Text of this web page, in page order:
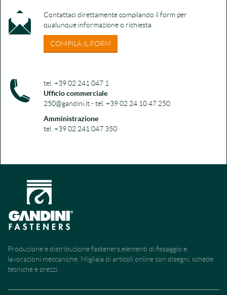
Contattaci direttamente compilando il form per
qualunque informazione o richiesta
COMPILA IL FORM
tel. +39 02 241 047 1
Ufficio commerciale
250@gandini.it - tel. +39 02 24 10 47 250
Amministrazione
tel. +39 02 241 047 350
Produzione e distribuzione fasteners,elementi di fissaggio e
lavorazioni meccaniche. Migliaia di articoli online con disegni, schede
tecniche e prezzi.